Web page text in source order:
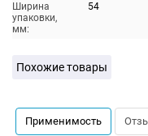
Ширина
упаковки,
мм:
54
Похожие товары
Применимость